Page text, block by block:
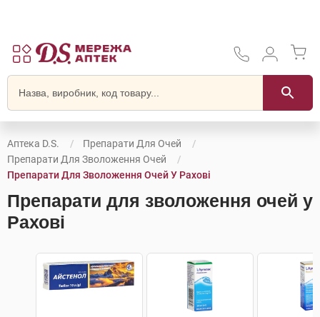
Аптека D.S.
Препарати Для Очей
Препарати Для Зволоження Очей
Препарати Для Зволоження Очей У Рахові
Препарати для зволоження очей у
Рахові